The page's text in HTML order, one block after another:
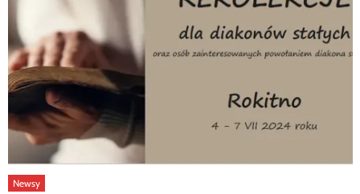
Newsy